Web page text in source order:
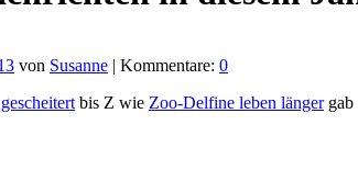
von Susanne | Kommentare: 0
bis Z wie Zoo-Delfine leben längergab